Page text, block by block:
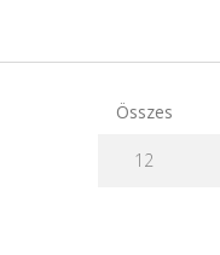
Összes
12